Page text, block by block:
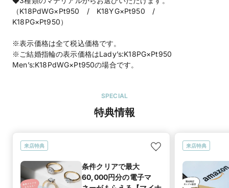
（K18PdWG×Pt950 / K18YG×Pt950 /
K18PG×Pt950）
※表示価格は全て税込価格です。
※ご結婚指輪の表示価格はLady’s:K18PG×Pt950
Men’s:K18PdWG×Pt950の場合です。
SPECIAL
特典情報
来店特典
条件クリアで最大
60,000円分の電子マ
来店特典